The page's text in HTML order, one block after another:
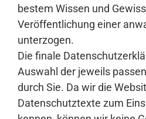
bestem Wissen und
Veröffentlichung einer
unterzogen.
Die finale
Auswahl der jeweils
durch Sie. Da wir die
Datenschutztexte zum